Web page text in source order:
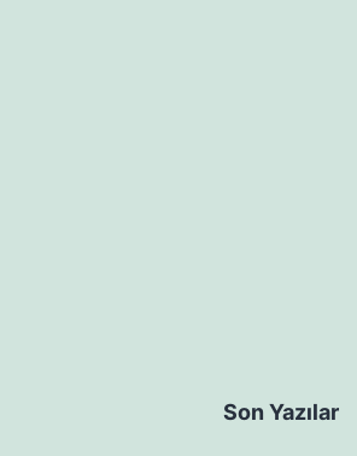
Son Yazılar